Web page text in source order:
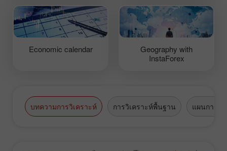
Economic calendar
Geography with
InstaForex
บทความการวิเคราะห์ การวิเคราะห์พื้นฐาน แผนการซื้